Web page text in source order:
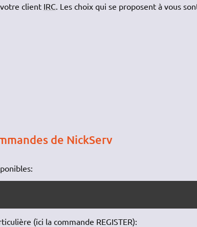
client IRC. Les choix qui se proposent à vous
de NickServ
(ici la commande REGISTER):